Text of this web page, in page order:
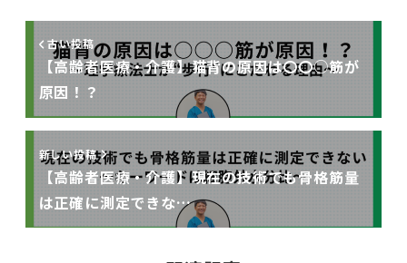
古い投稿
【高齢者医療・介護】猫背の原因は〇〇○筋が
原因！？
新しい投稿
【高齢者医療・介護】現在の技術でも骨格筋量
は正確に測定できな…